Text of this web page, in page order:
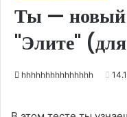
Ты — новый
"Элите"
hhhhhhhhhhhhhhh